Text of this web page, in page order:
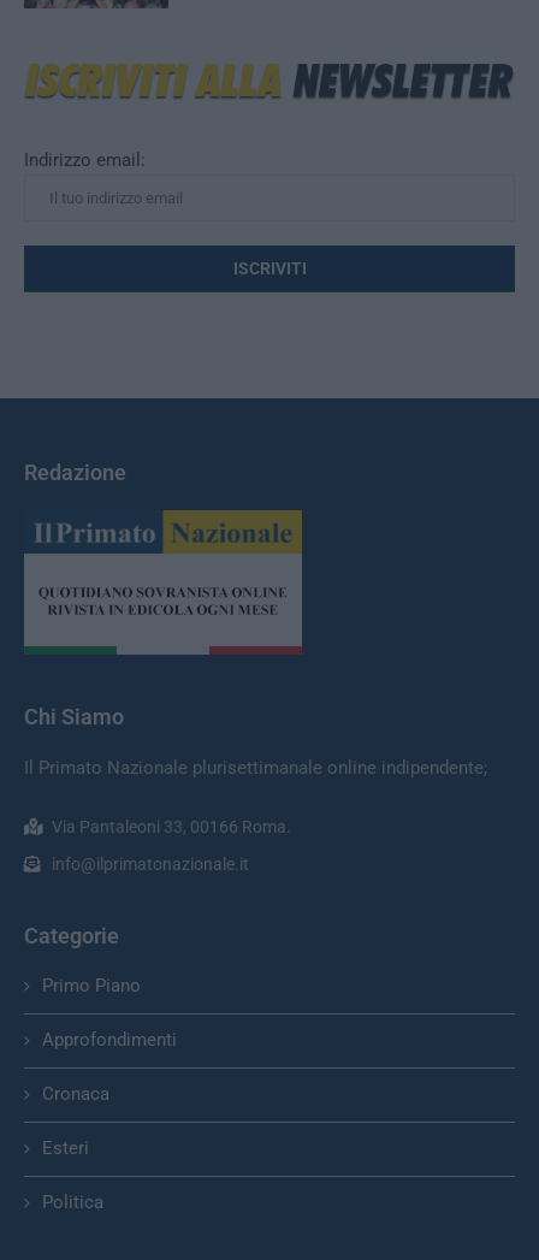
Indirizzo email:
Redazione
Chi Siamo
Il Primato Nazionale plurisettimanale online indipendente;
Via Pantaleoni 33, 00166 Roma.
info@ilprimatonazionale.it
Categorie
Primo Piano
Approfondimenti
Cronaca
Esteri
Politica